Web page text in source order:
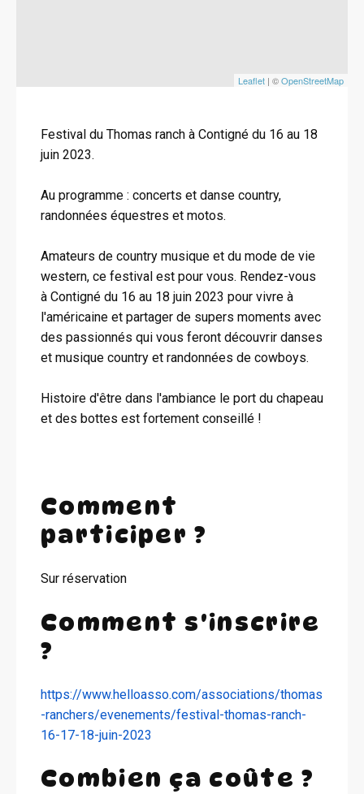
Leaflet | ©OpenStreetMap
Festival du Thomas ranch à Contigné du 16 au 18
juin 2023.
Au programme : concerts et danse country,
randonnées équestres et motos.
Amateurs de country musique et du mode de vie
western, ce festival est pour vous. Rendez-vous
à Contigné du 16 au 18 juin 2023 pour vivre à
l'américaine et partager de supers moments avec
des passionnés qui vous feront découvrir danses
et musique country et randonnées de cowboys.
Histoire d'être dans l'ambiance le port du chapeau
et des bottes est fortement conseillé !
Comment
participer ?
Sur réservation
Comment s'inscrire
?
https://www.helloasso.com/associations/thomas
-ranchers/evenements/festival-thomas-ranch-
16-17-18-juin-2023
Combien ça coûte ?